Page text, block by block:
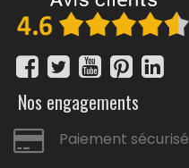
Nos engagements
Paiement sécurisé